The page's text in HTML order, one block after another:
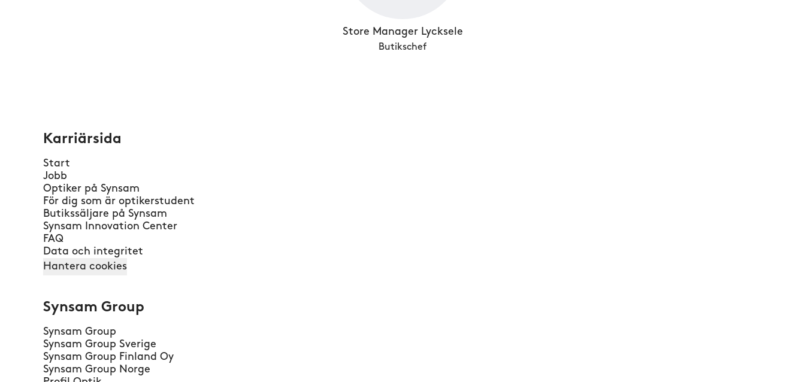
Store Manager Lycksele
Butikschef
Karriärsida
Start
Jobb
Optiker på Synsam
För dig som är optikerstudent
Butikssäljare på Synsam
Synsam Innovation Center
FAQ
Data och integritet
Hantera cookies
Synsam Group
Synsam Group
Synsam Group Sverige
Synsam Group Finland Oy
Synsam Group Norge